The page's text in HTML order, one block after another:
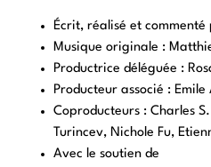
Écrit, réalisé et commenté
Musique originale :
Productrice déléguée :
Producteur associé : Emile
Coproducteurs : Charles
Turincev, Nichole Fu,
Avec le soutien de